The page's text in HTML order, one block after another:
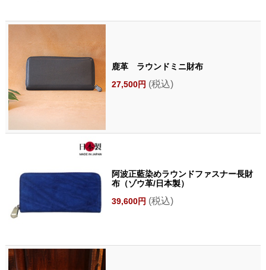
鹿革 ラウンドミニ財布
27,500円 (税込)
阿波正藍染めラウンドファスナー長財
布（ゾウ革/日本製）
39,600円 (税込)